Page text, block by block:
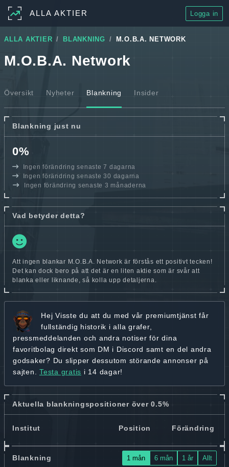
ALLA AKTIER Logga in
ALLA AKTIER BLANKNING M.O.B.A. NETWORK
M.O.B.A. Network
Översikt Nyheter Blankning Insider
Blankning just nu
0%
Ingen förändring senaste 7 dagarna
Ingen förändring senaste 30 dagarna
Ingen förändring senaste 3 månaderna
Vad betyder detta?
Att ingen blankar M.O.B.A. Network är förstås ett positivt tecken!
Det kan dock bero på att det är en liten aktie som är svår att
blanka eller liknande, så kolla upp detaljerna.
Hej Visste du att du med vår premiumtjänst får
fullständig historik i alla grafer,
pressmeddelanden och andra notiser för dina
favoritbolag direkt som DM i Discord samt en del andra
godsaker? Du slipper dessutom störande annonser på
sajten. Testa gratis i 14 dagar!
Aktuella blankningspositioner över 0.5%
Institut Position Förändring
Blankning 1 mån 6 mån 1 år Allt